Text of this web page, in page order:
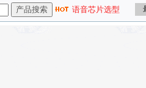
语音芯片选型